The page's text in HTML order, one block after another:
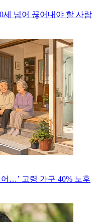
세 넘어 끊어내야 할 사람
…’ 고령 가구 40% 노후